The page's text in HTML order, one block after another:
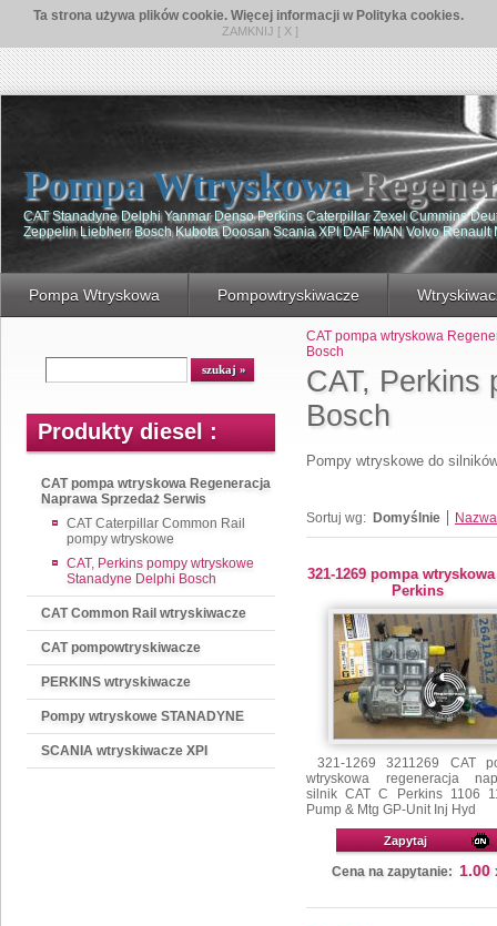
Ta strona używa plików cookie. Więcej informacji w Polityka cookies.
ZAMKNIJ [ X ]
Pompa Wtryskowa
CAT Stanadyne Delphi Yanmar Denso Perkins Caterpillar Zexel Cummins
Zeppelin Liebherr Bosch Kubota Doosan Scania XPI DAF MAN Volvo Renault
Pompa Wtryskowa Pompowtryskiwacze
Produkty diesel :
CAT pompa wtryskowa Regeneracja
Naprawa Sprzedaż Serwis
CAT Caterpillar Common Rail
pompy wtryskowe
CAT, Perkins pompy wtryskowe
Stanadyne Delphi Bosch
CAT Common Rail wtryskiwacze
CAT pompowtryskiwacze
PERKINS wtryskiwacze
Pompy wtryskowe STANADYNE
SCANIA wtryskiwacze XPI
CAT, Perkins
Bosch
CAT pompa wtryskowa
Bosch
Pompy wtryskowe do
Sortuj wg: Domyślnie Nazwa
321-1269 pompa wtryskowa
Perkins
321-1269 3211269 CAT
wtryskowa regeneracja
silnik CAT C Perkins 1106
Pump & Mtg GP-Unit Inj Hyd
Zapytaj
Cena na zapytanie: 1.00